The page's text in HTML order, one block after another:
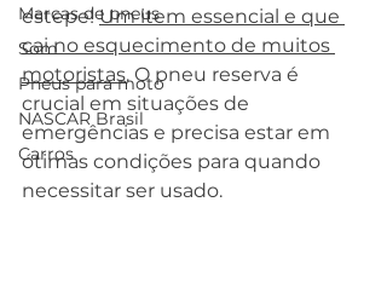
Marcas de pneus
Som
Pneus para moto
NASCAR Brasil
Carros
estepe! Um item essencial e que
cai no esquecimento de muitos
motoristas. O pneu reserva é
crucial em situações de
emergências e precisa estar em
ótimas condições para quando
necessitar ser usado.